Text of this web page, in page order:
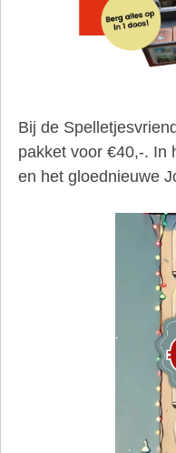
Bij de
pakket voor €40,-. In
en het gloednieuwe